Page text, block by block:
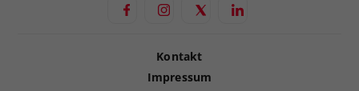
Kontakt
Impressum